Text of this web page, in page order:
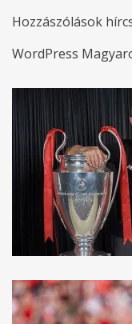
Hozzászólások
WordPress